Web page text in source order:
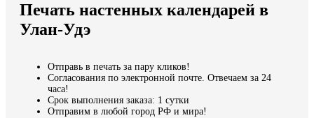
Мы доставляем по всему миру
Продолжить без города
Печать настенных календарей в
Улан-Удэ
Отправь в печать за пару кликов!
Согласования по электронной почте. Отвечаем за 24
часа!
Срок выполнения заказа: 1 сутки
Отправим в любой город РФ и мира!